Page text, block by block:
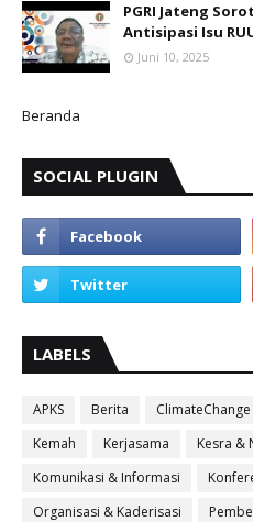
PGRI Jateng
Antisipasi Isu
Juni 10, 2025
Beranda
SOCIAL PLUGIN
LABELS
APKS Berita ClimateChange
Kemah
Kerjasama Kesra &
Komunikasi & Informasi
Organisasi & Kaderisasi